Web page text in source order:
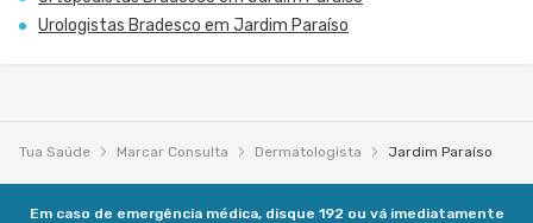
Urologistas Bradesco em Jardim Paraíso
Tua Saúde Marcar Consulta Dermatologista Jardim Paraíso
Em caso de emergência médica, disque 192 ou vá imediatamente